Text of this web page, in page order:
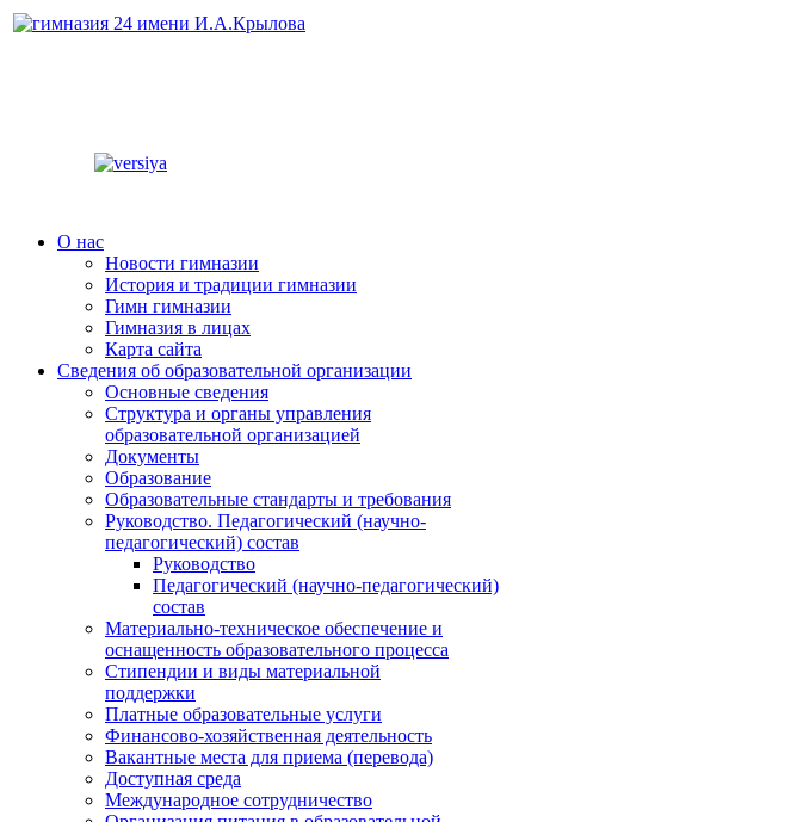
О нас
Новости гимназии
История и традиции гимназии
Гимн гимназии
Гимназия в лицах
Карта сайта
Сведения об образовательной организации
Основные сведения
Структура и органы управления
образовательной организацией
Документы
Образование
Образовательные стандарты и требования
Руководство. Педагогический (научно-
педагогический) состав
Руководство
Педагогический (научно-педагогический)
состав
Материально-техническое обеспечение и
оснащенность образовательного процесса
Стипендии и виды материальной
поддержки
Платные образовательные услуги
Финансово-хозяйственная деятельность
Вакантные места для приема (перевода)
Доступная среда
Международное сотрудничество